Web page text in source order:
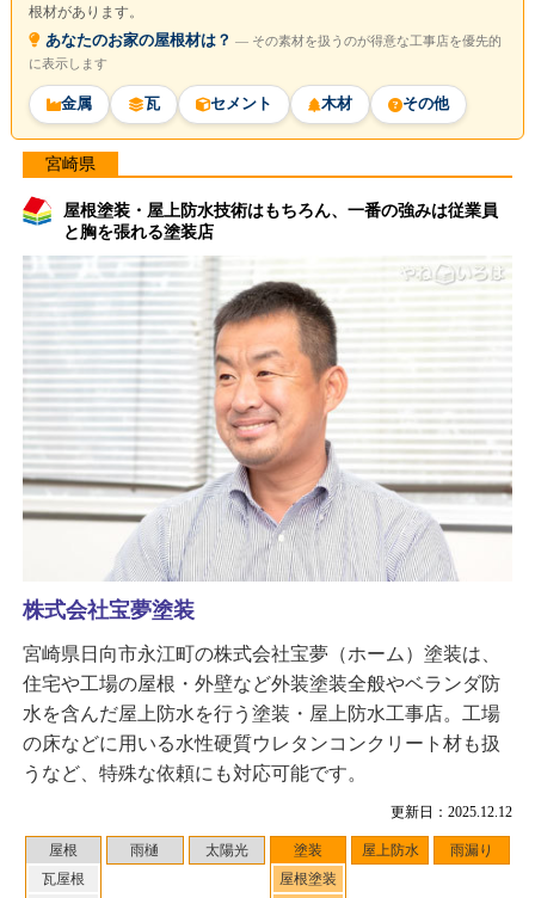
根材があります。
あなたのお家の屋根材は？ ― その素材を扱うのが得意な工事店を優先的
に表示します
金属 瓦 セメント 木材 その他
宮崎県
屋根塗装・屋上防水技術はもちろん、一番の強みは従業員
と胸を張れる塗装店
更新日：2025.12.12
屋根
瓦屋根
雨樋 太陽光
塗装
屋根塗装
屋上防水 雨漏り
株式会社宝夢塗装
宮崎県日向市永江町の株式会社宝夢（ホーム）塗装は、
住宅や工場の屋根・外壁など外装塗装全般やベランダ防
水を含んだ屋上防水を行う塗装・屋上防水工事店。工場
の床などに用いる水性硬質ウレタンコンクリート材も扱
うなど、特殊な依頼にも対応可能です。